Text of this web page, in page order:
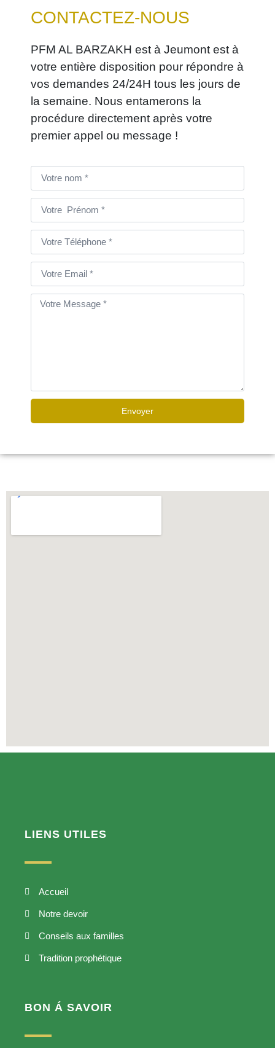
CONTACTEZ-NOUS
PFM AL BARZAKH est à Jeumont est à
votre entière disposition pour répondre à
vos demandes 24/24H tous les jours de
la semaine. Nous entamerons la
procédure directement après votre
premier appel ou message !
Envoyer
LIENS UTILES
Accueil
Notre devoir
Conseils aux familles
Tradition prophétique
BON Á SAVOIR